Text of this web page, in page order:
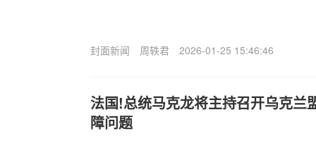
封面新闻 周轶君 2026-01-25 15:46:46
法国!总统马克龙将主持召开乌克兰
障问题